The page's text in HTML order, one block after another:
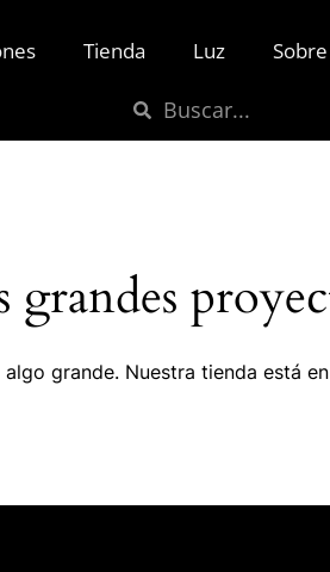
Tienda Luz
grandes
algo grande. Nuestra tienda está